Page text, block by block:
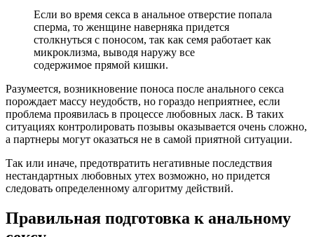
Если во время секса в анальное отверстие попала
сперма, то женщине наверняка придется
столкнуться с поносом, так как семя работает как
микроклизма, выводя наружу все
содержимое прямой кишки.
Разумеется, возникновение поноса после анального секса
порождает массу неудобств, но гораздо неприятнее, если
проблема проявилась в процессе любовных ласк. В таких
ситуациях контролировать позывы оказывается очень сложно,
а партнеры могут оказаться не в самой приятной ситуации.
Так или иначе, предотвратить негативные последствия
нестандартных любовных утех возможно, но придется
следовать определенному алгоритму действий.
Правильная подготовка к анальному